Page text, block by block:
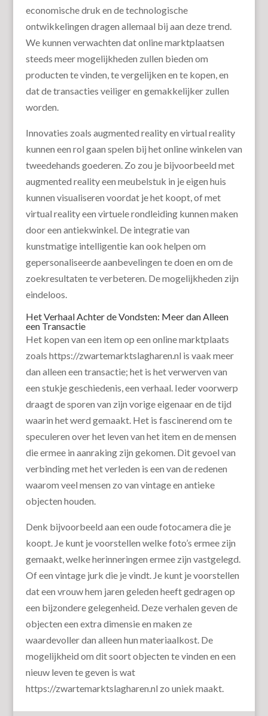
economische druk en de technologische
ontwikkelingen dragen allemaal bij aan deze trend.
We kunnen verwachten dat online marktplaatsen
steeds meer mogelijkheden zullen bieden om
producten te vinden, te vergelijken en te kopen, en
dat de transacties veiliger en gemakkelijker zullen
worden.
Innovaties zoals augmented reality en virtual reality
kunnen een rol gaan spelen bij het online winkelen van
tweedehands goederen. Zo zou je bijvoorbeeld met
augmented reality een meubelstuk in je eigen huis
kunnen visualiseren voordat je het koopt, of met
virtual reality een virtuele rondleiding kunnen maken
door een antiekwinkel. De integratie van
kunstmatige intelligentie kan ook helpen om
gepersonaliseerde aanbevelingen te doen en om de
zoekresultaten te verbeteren. De mogelijkheden zijn
eindeloos.
Het Verhaal Achter de Vondsten: Meer dan Alleen
een Transactie
Het kopen van een item op een online marktplaats
zoals https://zwartemarktslagharen.nl is vaak meer
dan alleen een transactie; het is het verwerven van
een stukje geschiedenis, een verhaal. Ieder voorwerp
draagt de sporen van zijn vorige eigenaar en de tijd
waarin het werd gemaakt. Het is fascinerend om te
speculeren over het leven van het item en de mensen
die ermee in aanraking zijn gekomen. Dit gevoel van
verbinding met het verleden is een van de redenen
waarom veel mensen zo van vintage en antieke
objecten houden.
Denk bijvoorbeeld aan een oude fotocamera die je
koopt. Je kunt je voorstellen welke foto’s ermee zijn
gemaakt, welke herinneringen ermee zijn vastgelegd.
Of een vintage jurk die je vindt. Je kunt je voorstellen
dat een vrouw hem jaren geleden heeft gedragen op
een bijzondere gelegenheid. Deze verhalen geven de
objecten een extra dimensie en maken ze
waardevoller dan alleen hun materiaalkost. De
mogelijkheid om dit soort objecten te vinden en een
nieuw leven te geven is wat
https://zwartemarktslagharen.nl zo uniek maakt.